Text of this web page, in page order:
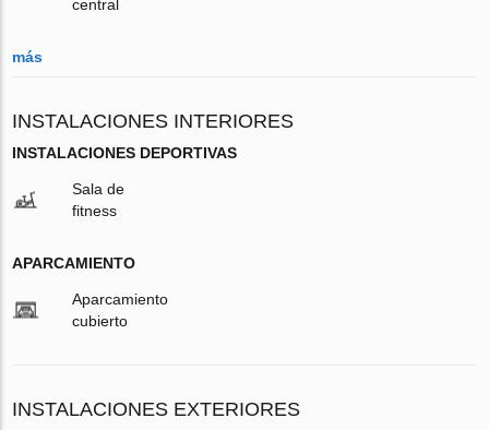
central
más
INSTALACIONES INTERIORES
INSTALACIONES DEPORTIVAS
Sala de
fitness
APARCAMIENTO
Aparcamiento
cubierto
INSTALACIONES EXTERIORES